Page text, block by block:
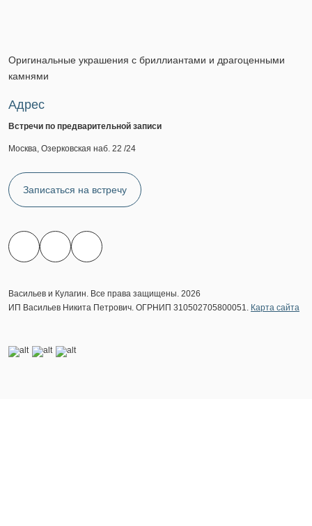
Оригинальные украшения с бриллиантами и драгоценными
камнями
Адрес
Встречи по предварительной записи
Москва, Озерковская наб. 22 /24
Записаться на встречу
Васильев и Кулагин. Все права защищены. 2026
ИП Васильев Никита Петрович. ОГРНИП 310502705800051. Карта сайта